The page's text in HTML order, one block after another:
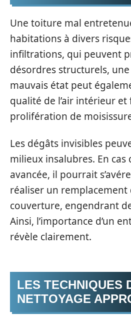
Une toiture mal
habitations à divers
infiltrations, qui peuvent
désordres structurels,
mauvais état peut
qualité de l’air intérieur et
prolifération de
Les dégâts invisibles
milieux insalubres. En
avancée, il pourrait
réaliser un remplacement
couverture, engendrant
Ainsi, l’importance d’un
révèle clairement.
LES TECHNIQUES
NETTOYAGE